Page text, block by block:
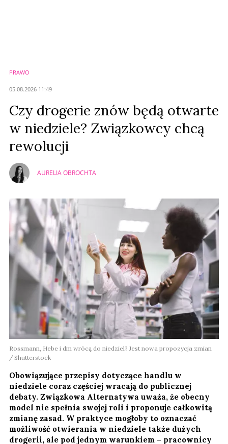
PRAWO
05.08.2026 11:49
Czy drogerie znów będą otwarte
w niedziele? Związkowcy chcą
rewolucji
AURELIA OBROCHTA
Rossmann, Hebe i dm wrócą do niedziel? Jest nowa propozycja zmian
Shutterstock
Obowiązujące przepisy dotyczące handlu w
niedziele coraz częściej wracają do publicznej
debaty. Związkowa Alternatywa uważa, że obecny
model nie spełnia swojej roli i proponuje całkowitą
zmianę zasad. W praktyce mogłoby to oznaczać
możliwość otwierania w niedziele także dużych
drogerii, ale pod jednym warunkiem – pracownicy